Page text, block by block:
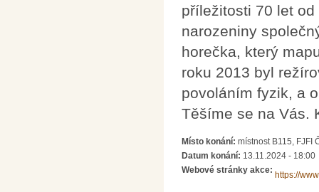
příležitosti 70 let
narozeniny
horečka, který
roku 2013 byl
povoláním fyzik, a
Těšíme se na Vás.
Místo konání: místnost B115, FJFI
Datum konání: 13.11.2024 - 18:00
Webové stránky akce:
https://